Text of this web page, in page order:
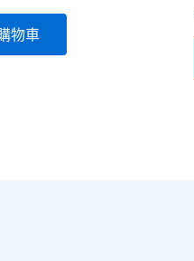
：
。
NT$570。
物車